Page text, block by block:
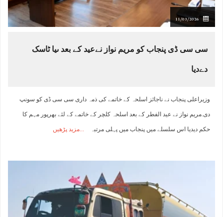
11/03/2026
سی سی ڈی پنجاب کو مریم نواز نےعید کے بعد ںیا ٹاسک
دےدیا
وزیراعلی پنجاب نے ناجائز اسلحہ کے خاتمے کی ذمہ داری سی سی ڈی کو سونپ
دی.مریم نواز نے عید الفطر کے بعد اسلحہ کلچر کے خاتمے کے لئے بھرپور مہم کا
حکم دیدیا اس سلسلے میں پنجاب میں پہلی مرتبہ مزید پڑھیں